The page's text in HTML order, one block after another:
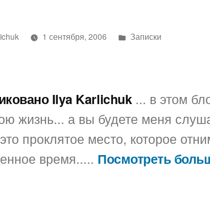
1 сентября, 2006
Написано
Записки
Ilya Karlichuk ... в этом
жизнь... а вы будете меня
проклятое место, которое
время..... Посмотреть